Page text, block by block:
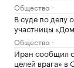
Общество
В суде по делу
участницы
Общество
Иран сообщил
целей врага»